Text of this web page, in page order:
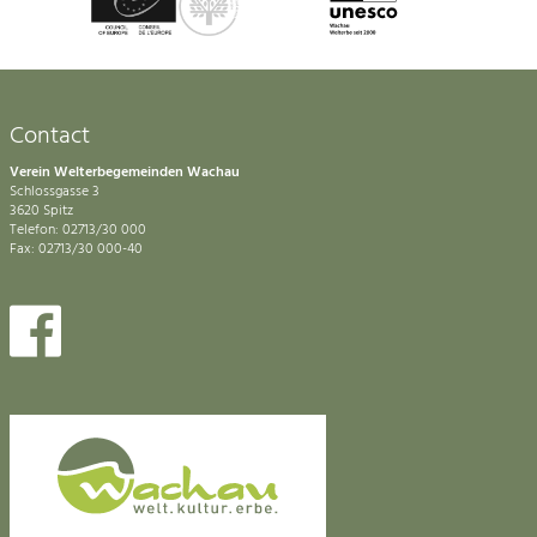
Contact
Verein Welterbegemeinden Wachau
Schlossgasse 3
3620 Spitz
Telefon: 02713/30 000
Fax: 02713/30 000-40